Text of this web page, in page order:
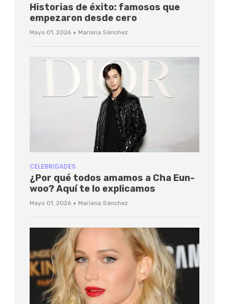
Historias de éxito: famosos que
empezaron desde cero
Mayo 01, 2026 · Mariana Sánchez
CELEBRIDADES
¿Por qué todos amamos a Cha Eun-
woo? Aquí te lo explicamos
Mayo 01, 2026 · Mariana Sánchez